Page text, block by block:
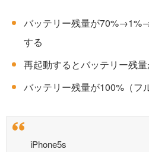
バッテリー残量が
する
再起動するとバッテリー残
バッテリー残量が100%（フ
iPhone5s